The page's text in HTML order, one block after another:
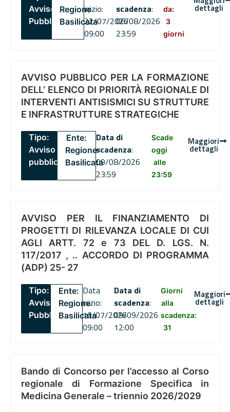
Avviso
Pubblico
Regione
Basilicata
inizio:
22/07/2026
09:00
scadenza:
06/08/2026
23:59
da:
3
giorni
dettagli
AVVISO PUBBLICO PER LA FORMAZIONE
DELL’ ELENCO DI PRIORITÀ REGIONALE DI
INTERVENTI ANTISISMICI SU STRUTTURE
E INFRASTRUTTURE STRATEGICHE
Tipo:
Avviso
pubblico
Ente:
Regione
Basilicata
Data di
scadenza:
09/08/2026
23:59
Scade
oggi
alle
23:59
Maggiori
dettagli
AVVISO PER IL FINANZIAMENTO DI
PROGETTI DI RILEVANZA LOCALE DI CUI
AGLI ARTT. 72 e 73 DEL D. LGS. N.
117/2017 , .. ACCORDO DI PROGRAMMA
(ADP) 25- 27
Tipo:
Avviso
Pubblico
Ente:
Regione
Basilicata
Data
inizio:
16/07/2026
09:00
Data di
scadenza:
09/09/2026
12:00
Giorni
alla
scadenza:
31
Maggiori
dettagli
Bando di Concorso per l’accesso al Corso
regionale di Formazione Specifica in
Medicina Generale – triennio 2026/2029